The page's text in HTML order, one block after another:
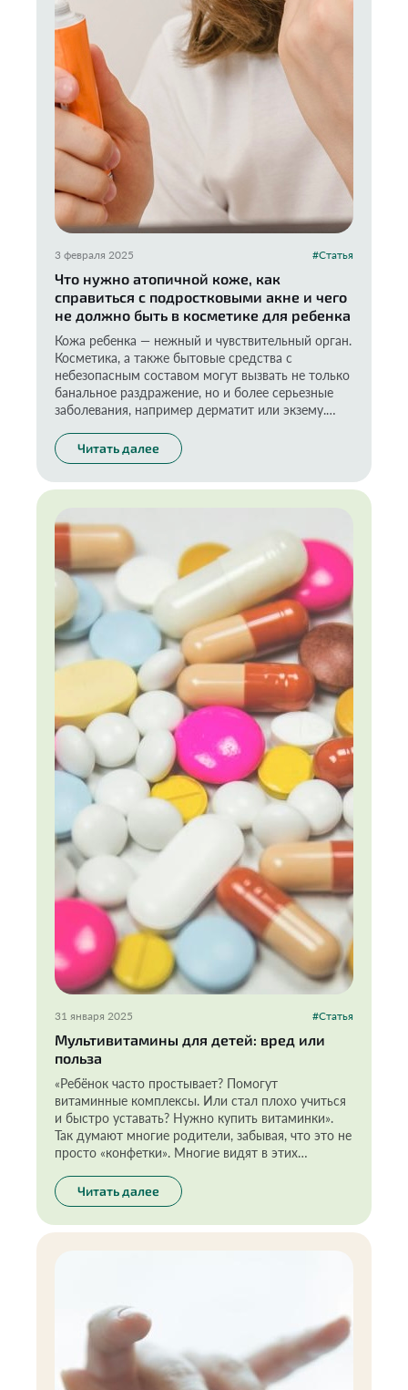
3 февраля 2025 #Статья
Что нужно атопичной коже, как
справиться с подростковыми акне и чего
не должно быть в косметике для ребенка
Кожа ребенка — нежный и чувствительный орган.
Косметика, а также бытовые средства с
небезопасным составом могут вызвать не только
банальное раздражение, но и более серьезные
заболевания, например дерматит или экзему.
мы ставим на полки в своей ванной.
Но кто из нас химик или дерматолог?
профессионалу, независимому эксперту.
Читать далее
31 января 2025 #Статья
Мультивитамины для детей: вред или
польза
«Ребёнок часто простывает? Помогут
витаминные комплексы. Или стал плохо учиться
и быстро уставать? Нужно купить витаминки».
Так думают многие родители, забывая, что это не
просто «конфетки». Многие видят в этих
волшебную таблетку, которая действует быстро
и эффективно. Причём на всё сразу. Но так ли
полезны мультивитамины для детей —
Читать далее